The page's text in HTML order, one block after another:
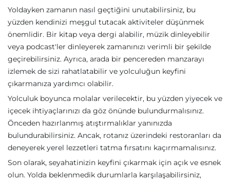
Yoldayken zamanın nasıl geçtiğini unutabilirsiniz, bu
yüzden kendinizi meşgul tutacak aktiviteler düşünmek
önemlidir. Bir kitap veya dergi alabilir, müzik dinleyebilir
veya podcast'ler dinleyerek zamanınızı verimli bir şekilde
geçirebilirsiniz. Ayrıca, arada bir pencereden manzarayı
izlemek de sizi rahatlatabilir ve yolculuğun keyfini
çıkarmanıza yardımcı olabilir.
Yolculuk boyunca molalar verilecektir, bu yüzden yiyecek ve
içecek ihtiyaçlarınızı da göz önünde bulundurmalısınız.
Önceden hazırlanmış atıştırmalıklar yanınızda
bulundurabilirsiniz. Ancak, rotanız üzerindeki restoranları da
deneyerek yerel lezzetleri tatma fırsatını kaçırmamalısınız.
Son olarak, seyahatinizin keyfini çıkarmak için açık ve esnek
olun. Yolda beklenmedik durumlarla karşılaşabilirsiniz,